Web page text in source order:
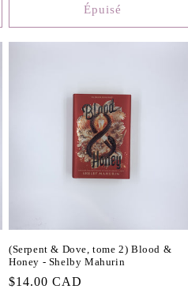
Épuisé
(Serpent & Dove, tome 2) Blood &
Honey - Shelby Mahurin
Prix
$14.00 CAD